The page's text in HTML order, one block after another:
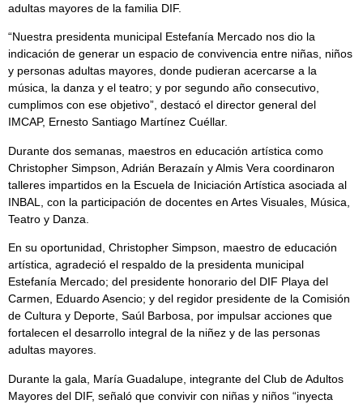
adultas mayores de la familia DIF.
“Nuestra presidenta municipal Estefanía Mercado nos dio la
indicación de generar un espacio de convivencia entre niñas, niños
y personas adultas mayores, donde pudieran acercarse a la
música, la danza y el teatro; y por segundo año consecutivo,
cumplimos con ese objetivo”, destacó el director general del
IMCAP, Ernesto Santiago Martínez Cuéllar.
Durante dos semanas, maestros en educación artística como
Christopher Simpson, Adrián Berazaín y Almis Vera coordinaron
talleres impartidos en la Escuela de Iniciación Artística asociada al
INBAL, con la participación de docentes en Artes Visuales, Música,
Teatro y Danza.
En su oportunidad, Christopher Simpson, maestro de educación
artística, agradeció el respaldo de la presidenta municipal
Estefanía Mercado; del presidente honorario del DIF Playa del
Carmen, Eduardo Asencio; y del regidor presidente de la Comisión
de Cultura y Deporte, Saúl Barbosa, por impulsar acciones que
fortalecen el desarrollo integral de la niñez y de las personas
adultas mayores.
Durante la gala, María Guadalupe, integrante del Club de Adultos
Mayores del DIF, señaló que convivir con niñas y niños “inyecta